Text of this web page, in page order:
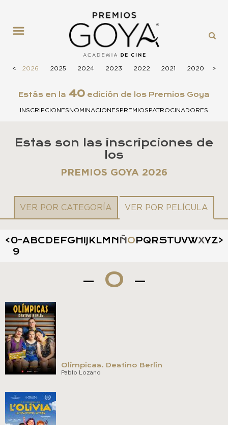
< 2026 2025 2024 2023 2022 2021 2020 >
Estás en la 40 edición de los Premios Goya
INSCRIPCIONESNOMINACIONESPREMIOSPATROCINADORES
Estas son las inscripciones de
los
PREMIOS GOYA 2026
VER POR CATEGORÍA VER POR PELÍCULA
<0-
9
ABC D E FGH J KLM N Ñ O PQRSTUVWXYZ>
O
Olímpicas. Destino Berlín
Pablo Lozano